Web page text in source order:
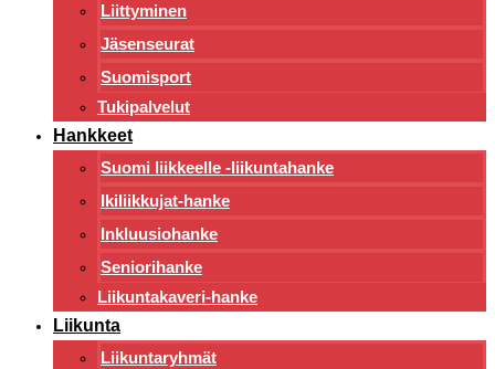
Liittyminen
Jäsenseurat
Suomisport
Tukipalvelut
Hankkeet
Suomi liikkeelle -liikuntahanke
Ikiliikkujat-hanke
Inkluusiohanke
Seniorihanke
Liikuntakaveri-hanke
Liikunta
Liikuntaryhmät